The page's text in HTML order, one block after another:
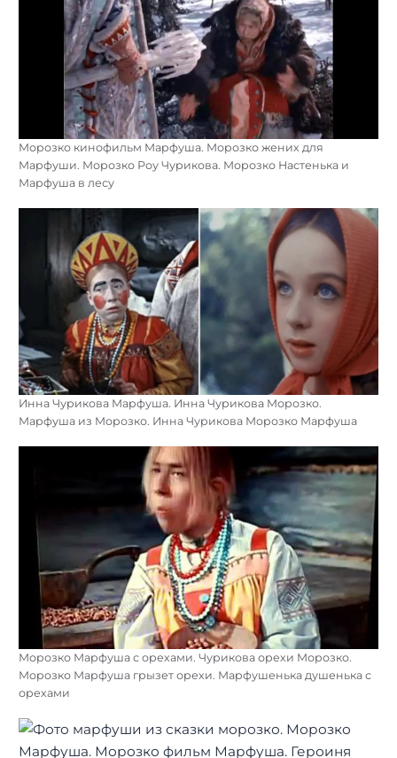
Морозко кинофильм Марфуша. Морозко жених для
Марфуши. Морозко Роу Чурикова. Морозко Настенька и
Марфуша в лесу
Инна Чурикова Марфуша. Инна Чурикова Морозко.
Марфуша из Морозко. Инна Чурикова Морозко Марфуша
Морозко Марфуша с орехами. Чурикова орехи Морозко.
Морозко Марфуша грызет орехи. Марфушенька душенька с
орехами